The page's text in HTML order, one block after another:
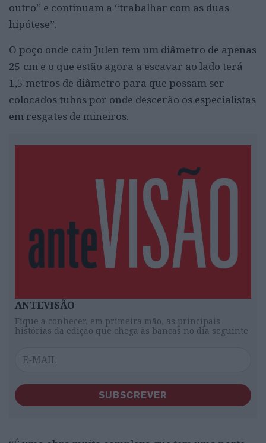
outro” e continuam a “trabalhar com as duas
hipótese”.
O poço onde caiu Julen tem um diâmetro de apenas
25 cm e o que estão agora a escavar ao lado terá
1,5 metros de diâmetro para que possam ser
colocados tubos por onde descerão os especialistas
em resgates de mineiros.
ANTEVISÃO
Fique a conhecer, em primeira mão, as principais
histórias da edição que chega às bancas no dia seguinte
SUBSCREVER